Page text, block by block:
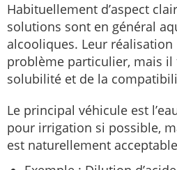
Habituellement d’aspect
solutions sont en général
alcooliques. Leur réalisation
problème particulier, mais il
solubilité et de la
Le principal véhicule est
pour irrigation si possible,
est naturellement